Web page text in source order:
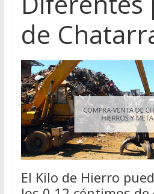
de
El Kilo de Hierro